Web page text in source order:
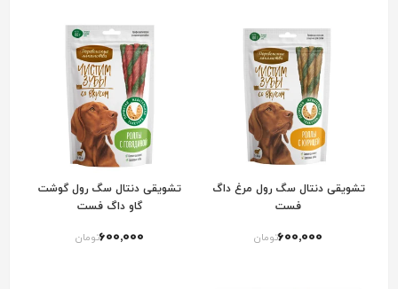
تشویقی دنتال سگ رول مرغ داگ
فست
600٬000تومان
تشویقی دنتال سگ رول گوشت
گاو داگ فست
600٬000تومان